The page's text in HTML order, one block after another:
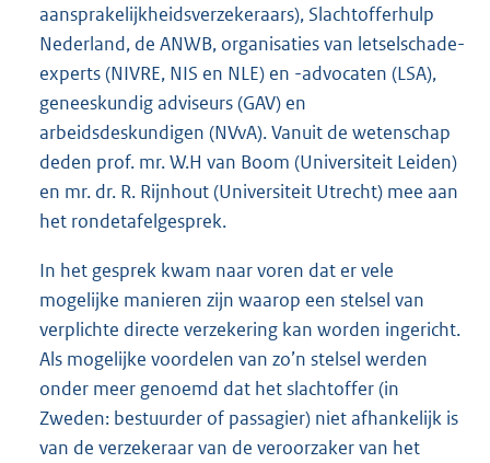
aansprakelijkheidsverzekeraars), Slachtofferhulp
Nederland, de ANWB, organisaties van letselschade-
experts (NIVRE, NIS en NLE) en -advocaten (LSA),
geneeskundig adviseurs (GAV) en
arbeidsdeskundigen (NVvA). Vanuit de wetenschap
deden prof. mr. W.H van Boom (Universiteit Leiden)
en mr. dr. R. Rijnhout (Universiteit Utrecht) mee aan
het rondetafelgesprek.
In het gesprek kwam naar voren dat er vele
mogelijke manieren zijn waarop een stelsel van
verplichte directe verzekering kan worden ingericht.
Als mogelijke voordelen van zo’n stelsel werden
onder meer genoemd dat het slachtoffer (in
Zweden: bestuurder of passagier) niet afhankelijk is
van de verzekeraar van de veroorzaker van het